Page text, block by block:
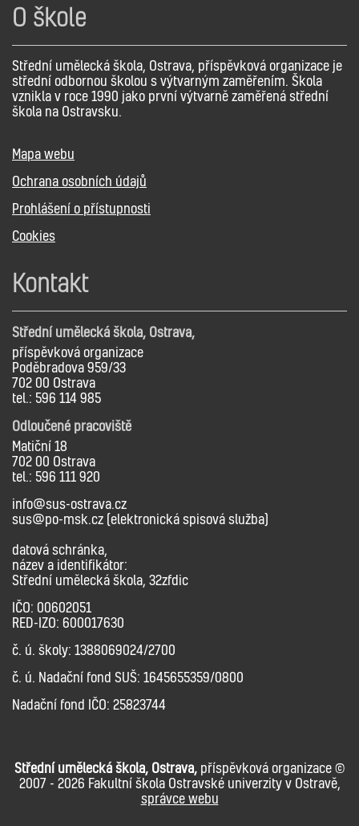
O škole
Střední umělecká škola, Ostrava, příspěvková organizace je
střední odbornou školou s výtvarným zaměřením. Škola
vznikla v roce 1990 jako první výtvarně zaměřená střední
škola na Ostravsku.
Mapa webu
Ochrana osobních údajů
Prohlášení o přístupnosti
Cookies
Kontakt
Střední umělecká škola, Ostrava,
příspěvková organizace
Poděbradova 959/33
702 00 Ostrava
tel.: 596 114 985
Odloučené pracoviště
Matiční 18
702 00 Ostrava
tel.: 596 111 920
info@sus-ostrava.cz
sus@po-msk.cz (elektronická spisová služba)
datová schránka,
název a identifikátor:
Střední umělecká škola, 32zfdic
IČO: 00602051
RED-IZO: 600017630
č. ú. školy: 1388069024/2700
č. ú. Nadační fond SUŠ: 1645655359/0800
Nadační fond IČO: 25823744
Střední umělecká škola, Ostrava, příspěvková organizace ©
2007 - 2026 Fakultní škola Ostravské univerzity v Ostravě,
správce webu